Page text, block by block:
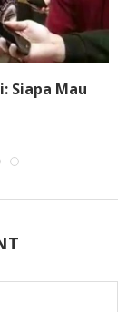
Siapa Mau